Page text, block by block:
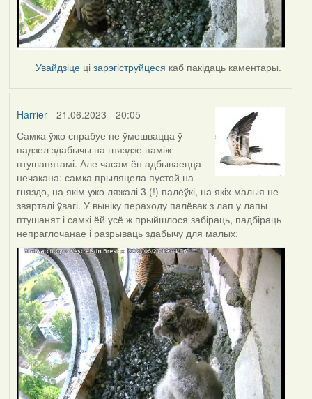
Увайдзіце цізарэгіструйцеся каб пакідаць каментары.
Harrier- 21.06.2023 - 20:05
Самка ўжо спрабуе не ўмешвацца ў
падзел здабычы на гняздзе паміж
птушанятамі. Але часам ён адбываецца
нечакана: самка прыляцела пустой на
гняздо, на якім ужо ляжалі 3 (!) палёўкі, на якіх малыя не
звярталі ўвагі. У выніку пераходу палёвак з лап у лапы
птушанят і самкі ёй усё ж прыйшлося забіраць, падбіраць
непраглочанае і разрываць здабычу для малых: